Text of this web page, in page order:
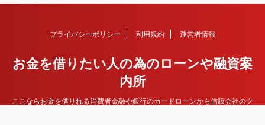
プライバシーポリシー 利用規約 運営者情報
お金を借りたい人の為のローンや融資案
内所
ここならお金を借りれる消費者金融や銀行のカードローンから信販会社のク